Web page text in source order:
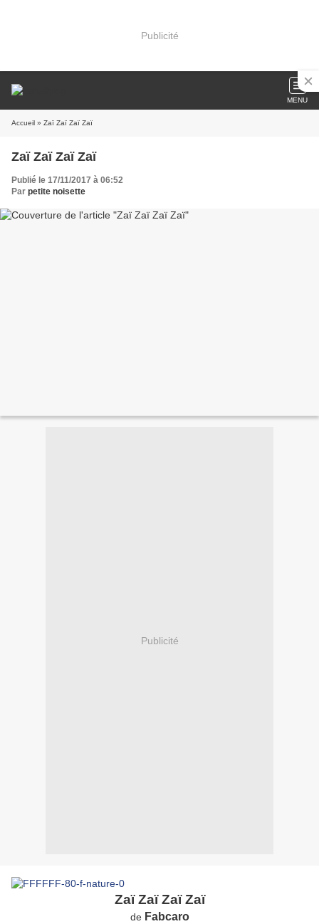
Publicité
MENU
Accueil » Zaï Zaï Zaï Zaï
Zaï Zaï Zaï Zaï
Publié le 17/11/2017 à 06:52
Par petite noisette
Publicité
Zaï Zaï Zaï Zaï
de Fabcaro